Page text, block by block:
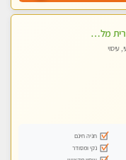
פרטי בין גדרה לקרית מלאכי VIP-מומלץ לחלוטין! פרטי! ​​​​​​ ללא מין! Highly recommended
עיסוי
חניה חינם
נקי ומסודר